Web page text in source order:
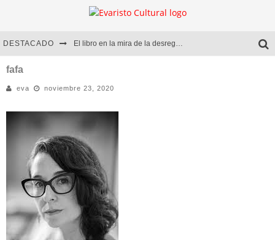
DESTACADO El libro en la mira de la desregulación
Diego Meret | Hotel Acapulco
fafa
eva noviembre 23, 2020